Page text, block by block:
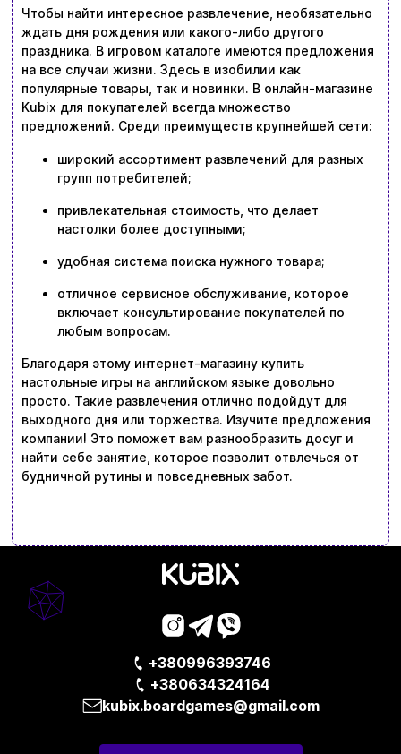
Чтобы найти интересное развлечение, необязательно
ждать дня рождения или какого-либо другого
праздника. В игровом каталоге имеются предложения
на все случаи жизни. Здесь в изобилии как
популярные товары, так и новинки. В онлайн-магазине
Kubix для покупателей всегда множество
предложений. Среди преимуществ крупнейшей сети:
широкий ассортимент развлечений для разных
групп потребителей;
привлекательная стоимость, что делает
настолки более доступными;
удобная система поиска нужного товара;
отличное сервисное обслуживание, которое
включает консультирование покупателей по
любым вопросам.
Благодаря этому интернет-магазину купить
настольные игры на английском языке довольно
просто. Такие развлечения отлично подойдут для
выходного дня или торжества. Изучите предложения
компании! Это поможет вам разнообразить досуг и
найти себе занятие, которое позволит отвлечься от
будничной рутины и повседневных забот.
+380996393746
+380634324164
kubix.boardgames@gmail.com